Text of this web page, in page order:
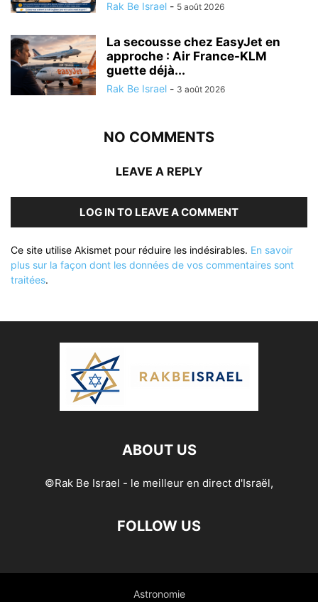
Rak Be Israel - 5 août 2026
La secousse chez EasyJet en
approche : Air France-KLM
guette déjà...
Rak Be Israel - 3 août 2026
NO COMMENTS
LEAVE A REPLY
LOG IN TO LEAVE A COMMENT
Ce site utilise Akismet pour réduire les indésirables. En savoir
plus sur la façon dont les données de vos commentaires sont
traitées.
ABOUT US
©Rak Be Israel - le meilleur en direct d'Israël,
FOLLOW US
Astronomie